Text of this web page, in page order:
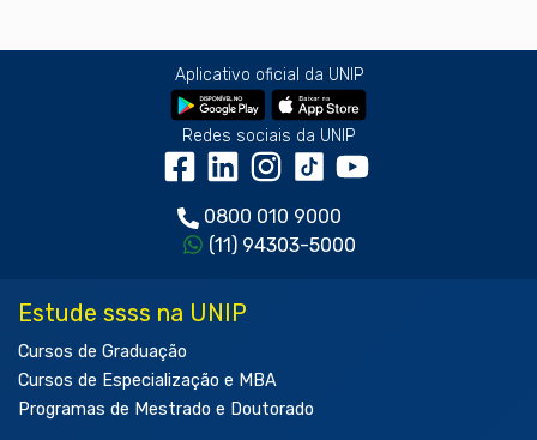
Aplicativo oficial da UNIP
Redes sociais da UNIP
0800 010 9000
(11) 94303-5000
Estude ssss na UNIP
Cursos de Graduação
Cursos de Especialização e MBA
Programas de Mestrado e Doutorado